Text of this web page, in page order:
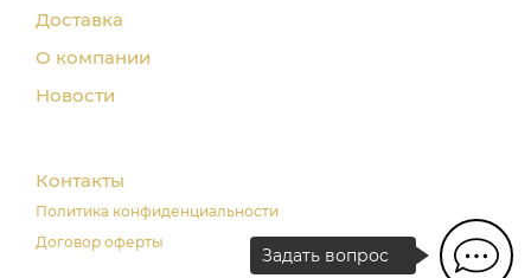
Задать вопрос
Доставка
О компании
Новости
Контакты
Политика конфиденциальности
Договор оферты